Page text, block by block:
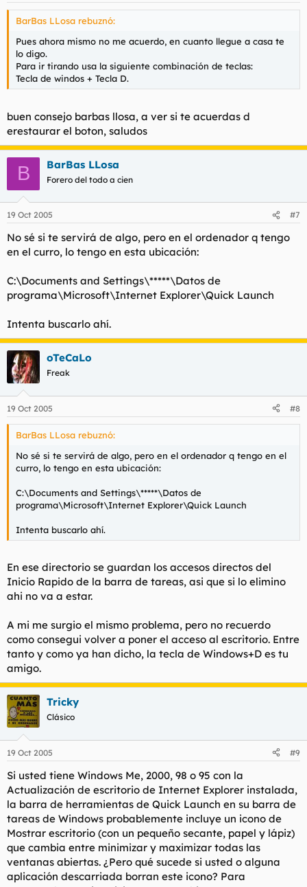
BarBas LLosa rebuznó:
Pues ahora mismo no me acuerdo, en cuanto llegue a casa te
lo digo.
Para ir tirando usa la siguiente combinación de teclas:
Tecla de windos + Tecla D.
buen consejo barbas llosa, a ver si te acuerdas d
erestaurar el boton, saludos
B BarBas LLosa
Forero del todo a cien
19 Oct 2005 #7
No sé si te servirá de algo, pero en el ordenador q tengo
en el curro, lo tengo en esta ubicación:
C:\Documents and Settings\*****\Datos de
programa\Microsoft\Internet Explorer\Quick Launch
Intenta buscarlo ahí.
oTeCaLo
Freak
19 Oct 2005 #8
BarBas LLosa rebuznó:
No sé si te servirá de algo, pero en el ordenador q tengo en el
curro, lo tengo en esta ubicación:
C:\Documents and Settings\*****\Datos de
programa\Microsoft\Internet Explorer\Quick Launch
Intenta buscarlo ahí.
En ese directorio se guardan los accesos directos del
Inicio Rapido de la barra de tareas, asi que si lo elimino
ahi no va a estar.
A mi me surgio el mismo problema, pero no recuerdo
como consegui volver a poner el acceso al escritorio. Entre
tanto y como ya han dicho, la tecla de Windows+D es tu
amigo.
Tricky
Clásico
19 Oct 2005 #9
Si usted tiene Windows Me, 2000, 98 o 95 con la
Actualización de escritorio de Internet Explorer instalada,
la barra de herramientas de Quick Launch en su barra de
tareas de Windows probablemente incluye un icono de
Mostrar escritorio (con un pequeño secante, papel y lápiz)
que cambia entre minimizar y maximizar todas las
ventanas abiertas. ¿Pero qué sucede si usted o alguna
aplicación descarriada borran este icono? Para